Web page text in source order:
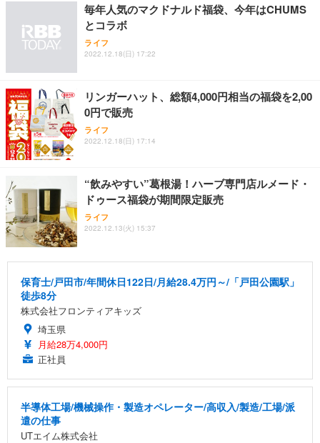
毎年人気のマクドナルド福袋、今年はCHUMS
とコラボ
ライフ
2022.12.18(日) 17:22
リンガーハット、総額4,000円相当の福袋を2,00
0円で販売
ライフ
2022.12.18(日) 17:14
“飲みやすい”葛根湯！ハーブ専門店ルメード・
ドゥース福袋が期間限定販売
ライフ
2022.12.13(火) 15:37
保育士/戸田市/年間休日122日/月給28.4万円～/「戸田公園駅」
徒歩8分
株式会社フロンティアキッズ
埼玉県
月給28万4,000円
正社員
半導体工場/機械操作・製造オペレーター/高収入/製造/工場/派
遣の仕事
UTエイム株式会社